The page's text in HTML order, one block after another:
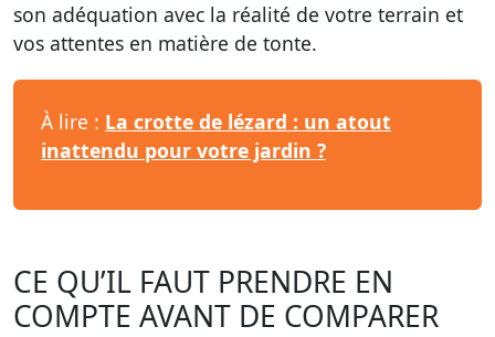
son adéquation avec la réalité de votre terrain et
vos attentes en matière de tonte.
À lire : La crotte de lézard : un atout
inattendu pour votre jardin ?
CE QU’IL FAUT PRENDRE EN
COMPTE AVANT DE COMPARER